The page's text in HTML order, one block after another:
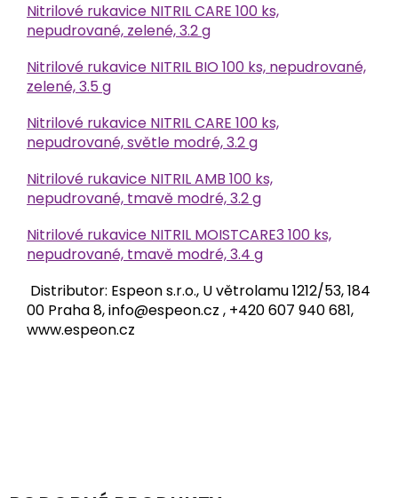
Nitrilové rukavice NITRIL CARE 100 ks,
nepudrované, zelené, 3.2 g
Nitrilové rukavice NITRIL BIO 100 ks, nepudrované,
zelené, 3.5 g
Nitrilové rukavice NITRIL CARE 100 ks,
nepudrované, světle modré, 3.2 g
Nitrilové rukavice NITRIL AMB 100 ks,
nepudrované, tmavě modré, 3.2 g
Nitrilové rukavice NITRIL MOISTCARE3 100 ks,
nepudrované, tmavě modré, 3.4 g
Distributor: Espeon s.r.o., U větrolamu 1212/53, 184
00 Praha 8, info@espeon.cz , +420 607 940 681,
www.espeon.cz